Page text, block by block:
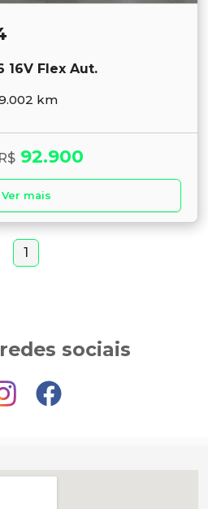
16V Flex Aut.
km
92.900
Ver mais
1
sociais